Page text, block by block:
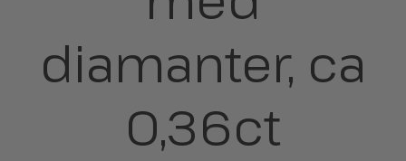
diamanter, ca
0,36ct